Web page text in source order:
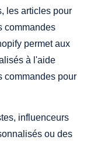
les articles pour
commandes
permet aux
à l'aide
commandes pour
influenceurs
ou des